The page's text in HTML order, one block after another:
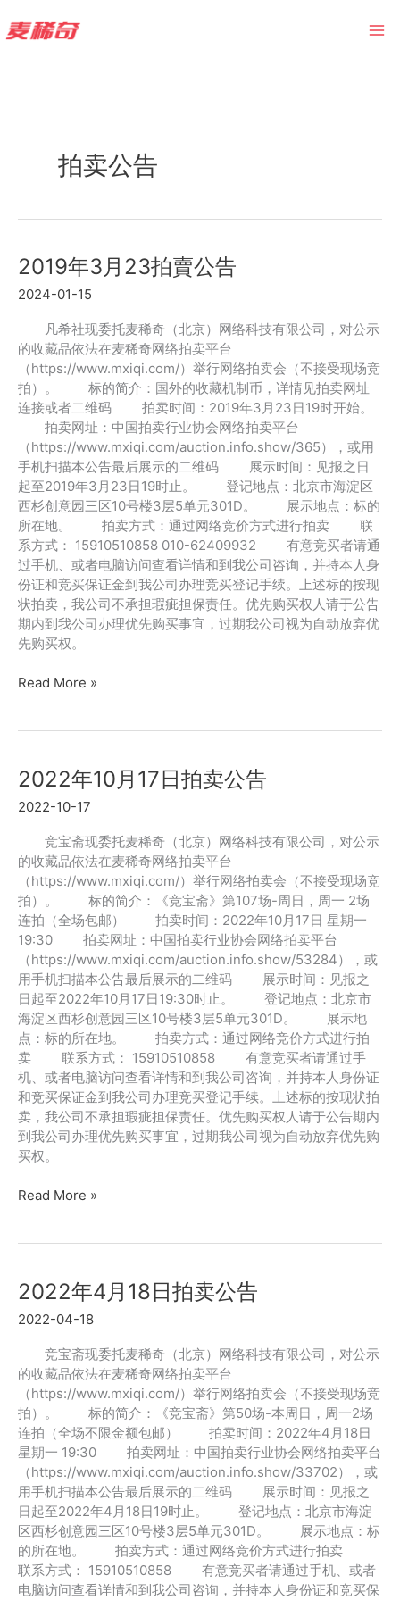
to
拍卖公告
2019年3月23拍賣公告
2024-01-15
凡希社现委托麦稀奇（北京）网络科技有限公司，对公示
的收藏品依法在麦稀奇网络拍卖平台
（https://www.mxiqi.com/）举行网络拍卖会（不接受现场竞
拍）。 标的简介：国外的收藏机制币，详情见拍卖网址
连接或者二维码 拍卖时间：2019年3月23日19时开始。
拍卖网址：中国拍卖行业协会网络拍卖平台
（https://www.mxiqi.com/auction.info.show/365），或用
手机扫描本公告最后展示的二维码 展示时间：见报之日
起至2019年3月23日19时止。 登记地点：北京市海淀区
西杉创意园三区10号楼3层5单元301D。 展示地点：标的
所在地。 拍卖方式：通过网络竞价方式进行拍卖 联
系方式： 15910510858 010-62409932 有意竞买者请通
过手机、或者电脑访问查看详情和到我公司咨询，并持本人身
份证和竞买保证金到我公司办理竞买登记手续。上述标的按现
状拍卖，我公司不承担瑕疵担保责任。优先购买权人请于公告
期内到我公司办理优先购买事宜，过期我公司视为自动放弃优
先购买权。
2019
拍
賣
Read More »
2022年10月17日拍卖公告
2022-10-17
竞宝斋现委托麦稀奇（北京）网络科技有限公司，对公示
的收藏品依法在麦稀奇网络拍卖平台
（https://www.mxiqi.com/）举行网络拍卖会（不接受现场竞
拍）。 标的简介：《竞宝斋》第107场-周日，周一 2场
连拍（全场包邮） 拍卖时间：2022年10月17日 星期一
19:30 拍卖网址：中国拍卖行业协会网络拍卖平台
（https://www.mxiqi.com/auction.info.show/53284），或
用手机扫描本公告最后展示的二维码 展示时间：见报之
日起至2022年10月17日19:30时止。 登记地点：北京市
海淀区西杉创意园三区10号楼3层5单元301D。 展示地
点：标的所在地。 拍卖方式：通过网络竞价方式进行拍
卖 联系方式： 15910510858 有意竞买者请通过手
机、或者电脑访问查看详情和到我公司咨询，并持本人身份证
和竞买保证金到我公司办理竞买登记手续。上述标的按现状拍
卖，我公司不承担瑕疵担保责任。优先购买权人请于公告期内
到我公司办理优先购买事宜，过期我公司视为自动放弃优先购
买权。
2022
日
拍
告
Read More »
2022年4月18日拍卖公告
2022-04-18
竞宝斋现委托麦稀奇（北京）网络科技有限公司，对公示
的收藏品依法在麦稀奇网络拍卖平台
（https://www.mxiqi.com/）举行网络拍卖会（不接受现场竞
拍）。 标的简介：《竞宝斋》第50场-本周日，周一2场
连拍（全场不限金额包邮） 拍卖时间：2022年4月18日
星期一 19:30 拍卖网址：中国拍卖行业协会网络拍卖平台
（https://www.mxiqi.com/auction.info.show/33702），或
用手机扫描本公告最后展示的二维码 展示时间：见报之
日起至2022年4月18日19时止。 登记地点：北京市海淀
区西杉创意园三区10号楼3层5单元301D。 展示地点：标
的所在地。 拍卖方式：通过网络竞价方式进行拍卖
联系方式： 15910510858 有意竞买者请通过手机、或者
电脑访问查看详情和到我公司咨询，并持本人身份证和竞买保